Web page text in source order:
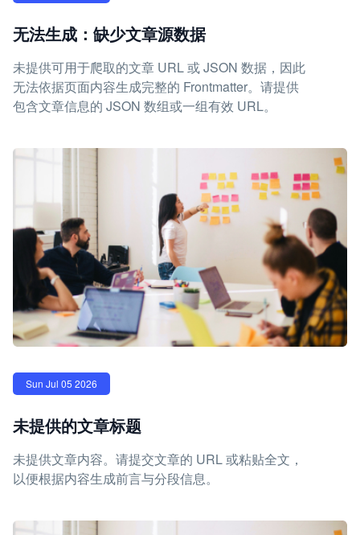
无法生成：缺少文章源数据
未提供可用于爬取的文章 URL 或 JSON 数据，因此
无法依据页面内容生成完整的 Frontmatter。请提供
包含文章信息的 JSON 数组或一组有效 URL。
Sun Jul 05 2026
未提供的文章标题
未提供文章内容。请提交文章的 URL 或粘贴全文，
以便根据内容生成前言与分段信息。